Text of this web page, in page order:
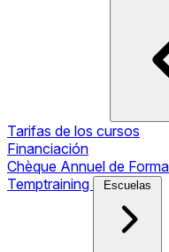
Tarifas de los cursos
Financiación
Chèque Annuel de
Temptraining
Escuelas